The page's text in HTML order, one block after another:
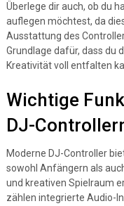
Überlege dir auch, ob du
auflegen möchtest, da
Ausstattung des
Grundlage dafür, dass du
Kreativität voll entfalten
Wichtige
DJ-
Moderne DJ-Controller
sowohl Anfängern als
und kreativen Spielraum
zählen integrierte Audio-